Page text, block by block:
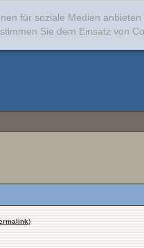
für soziale Medien
Sie dem Einsatz von
)